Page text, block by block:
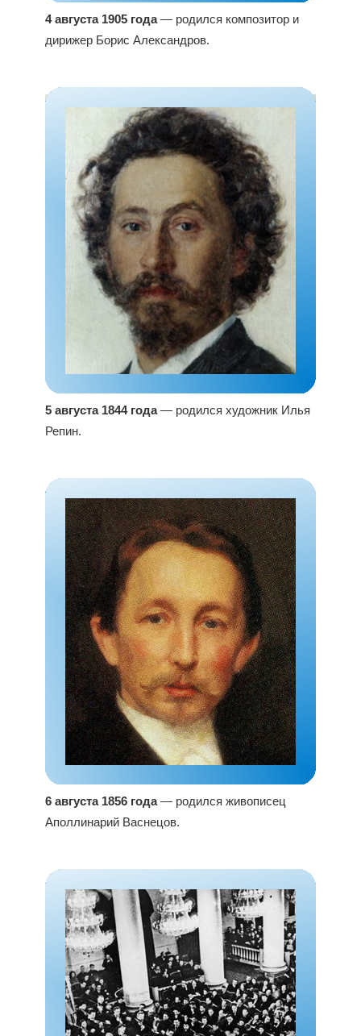
4 августа 1905 года— родился композитор и
дирижер Борис Александров.
5 августа 1844 года— родился художник Илья
Репин.
6 августа 1856 года— родился живописец
Аполлинарий Васнецов.